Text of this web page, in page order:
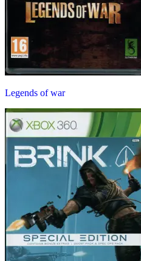
Legends of war